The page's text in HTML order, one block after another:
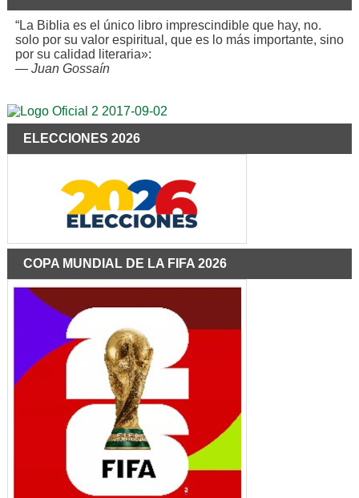
“La Biblia es el único libro imprescindible que hay, no.
solo por su valor espiritual, que es lo más importante, sino
por su calidad literaria»:
— Juan Gossaín
ELECCIONES 2026
COPA MUNDIAL DE LA FIFA 2026